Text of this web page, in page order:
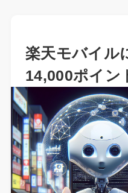
楽天モバイル
14,000ポイン